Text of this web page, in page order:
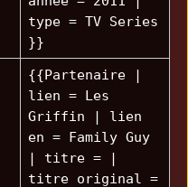
type = TV Series
}}
{{Partenaire |
lien = Les
Griffin | lien
en = Family Guy
| titre = |
titre original =